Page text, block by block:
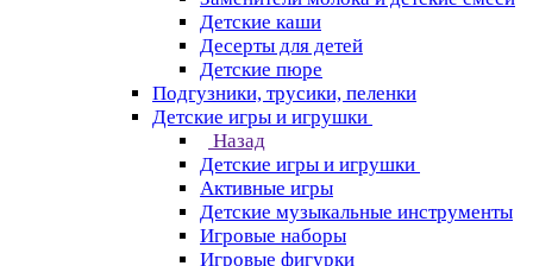
Детские каши
Десерты для детей
Детские пюре
Подгузники, трусики, пеленки
Детские игры и игрушки
Назад
Детские игры и игрушки
Активные игры
Детские музыкальные инструменты
Игровые наборы
Игровые фигурки